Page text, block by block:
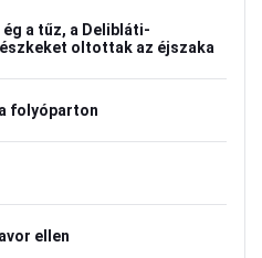
a tűz, a Delibláti-
oltottak az éjszaka
folyóparton
ellen